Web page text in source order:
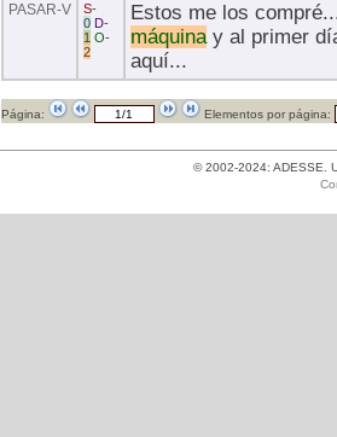
PASAR-V S-
0 D-
1 O-
2
Estos me los
máquinay al primer
aquí...
Página: Elementos por página:
© 2002-2024: ADESSE.